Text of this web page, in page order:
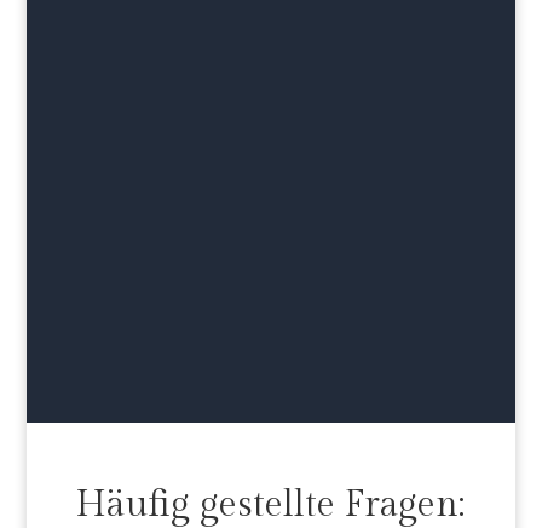
Häufig gestellte Fragen: